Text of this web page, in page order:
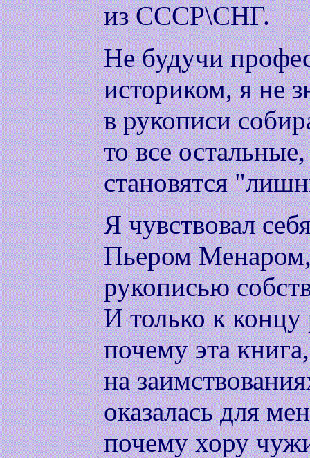
из СССР\СНГ.
Не будучи
историком, я не
в рукописи
то все
становятся
Я чувствовал
Пьером
рукописью
И только к
почему эта
на
оказалась для
почему хору